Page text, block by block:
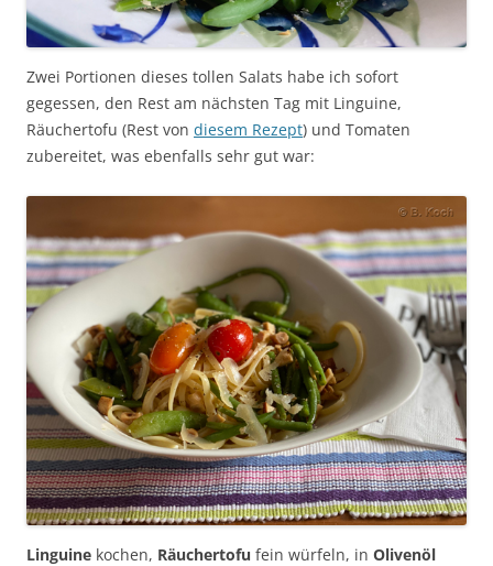
Zwei Portionen dieses tollen Salats habe ich sofort
gegessen, den Rest am nächsten Tag mit Linguine,
Räuchertofu (Rest von diesem Rezept) und Tomaten
zubereitet, was ebenfalls sehr gut war:
Linguine kochen, Räuchertofu fein würfeln, in Olivenöl